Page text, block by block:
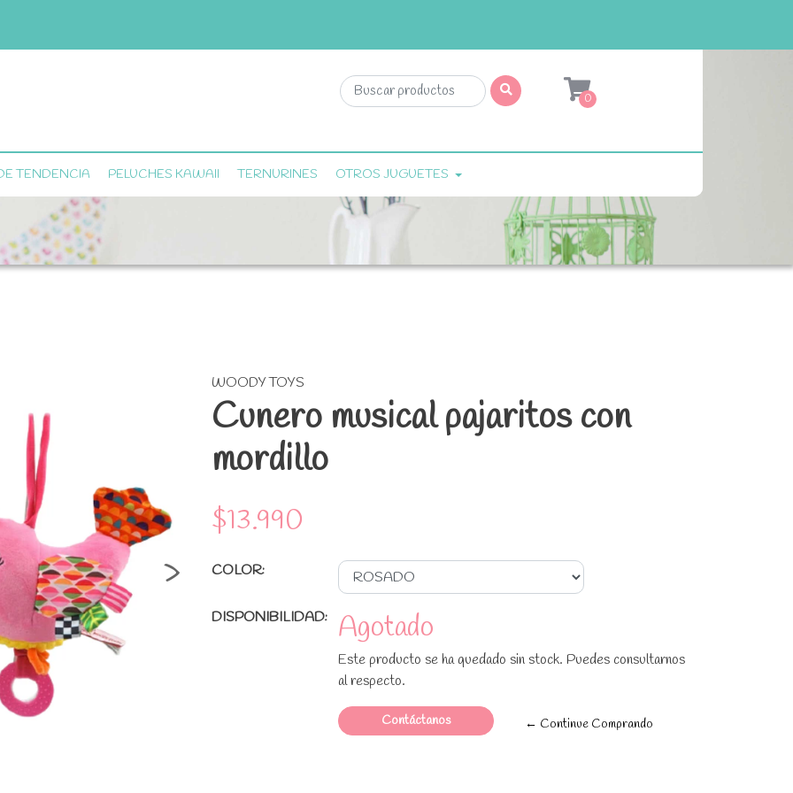
0
TENDENCIA PELUCHES KAWAII TERNURINES OTROS JUGUETES
›
WOODY TOYS
Cunero musical pajaritos con
mordillo
$13.990
COLOR:
DISPONIBILIDAD: Agotado
Este producto se ha quedado sin stock. Puedes consultarnos
al respecto.
Contáctanos ← Continue Comprando